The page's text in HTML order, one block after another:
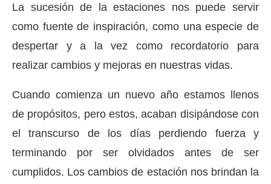
La sucesión de la estaciones nos puede servir
como fuente de inspiración, como una especie de
despertar y a la vez como recordatorio para
realizar cambios y mejoras en nuestras vidas.
Cuando comienza un nuevo año estamos llenos
de propósitos, pero estos, acaban disipándose con
el transcurso de los días perdiendo fuerza y
terminando por ser olvidados antes de ser
cumplidos. Los cambios de estación nos brindan la